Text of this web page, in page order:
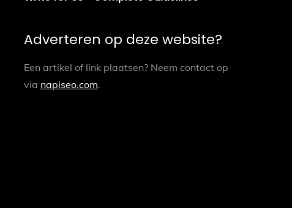
Adverteren op deze website?
Een artikel of link plaatsen? Neem contact op
via napiseo.com.